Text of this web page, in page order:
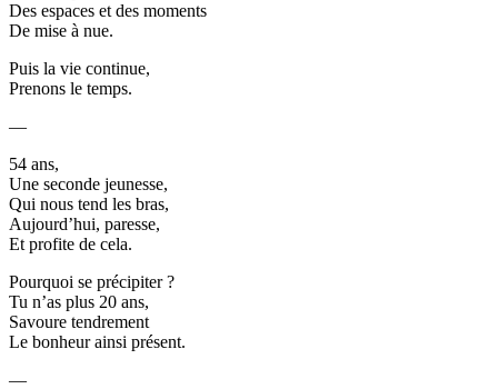
Des espaces et des moments
De mise à nue.
Puis la vie continue,
Prenons le temps.
—
54 ans,
Une seconde jeunesse,
Qui nous tend les bras,
Aujourd’hui, paresse,
Et profite de cela.
Pourquoi se précipiter ?
Tu n’as plus 20 ans,
Savoure tendrement
Le bonheur ainsi présent.
—